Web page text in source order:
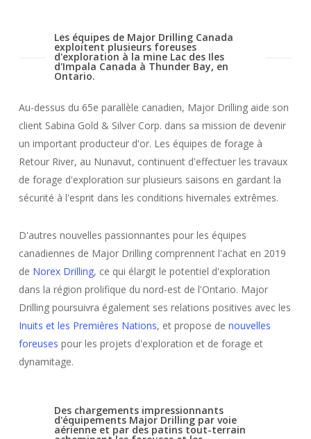
Les équipes de Major Drilling Canada
exploitent plusieurs foreuses
d'exploration à la mine Lac des Iles
d'Impala Canada à Thunder Bay, en
Ontario.
Au-dessus du 65e parallèle canadien, Major Drilling aide son
client Sabina Gold & Silver Corp. dans sa mission de devenir
un important producteur d'or. Les équipes de forage à
Retour River, au Nunavut, continuent d'effectuer les travaux
de forage d'exploration sur plusieurs saisons en gardant la
sécurité à l'esprit dans les conditions hivernales extrêmes.
D'autres nouvelles passionnantes pour les équipes
canadiennes de Major Drilling comprennent l'achat en 2019
de Norex Drilling, ce qui élargit le potentiel d'exploration
dans la région prolifique du nord-est de l'Ontario. Major
Drilling poursuivra également ses relations positives avec les
Inuits et les Premières Nations, et propose de nouvelles
foreuses pour les projets d'exploration et de forage et
dynamitage.
Des chargements impressionnants
d'équipements Major Drilling par voie
aérienne et par des patins tout-terrain